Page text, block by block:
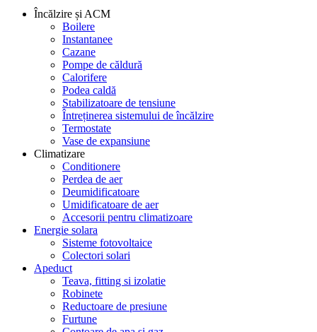
Încălzire și ACM
Boilere
Instantanee
Cazane
Pompe de căldură
Calorifere
Podea caldă
Stabilizatoare de tensiune
Întreținerea sistemului de încălzire
Termostate
Vase de expansiune
Climatizare
Conditionere
Perdea de aer
Deumidificatoare
Umidificatoare de aer
Accesorii pentru climatizoare
Energie solara
Sisteme fotovoltaice
Colectori solari
Apeduct
Teava, fitting si izolatie
Robinete
Reductoare de presiune
Furtune